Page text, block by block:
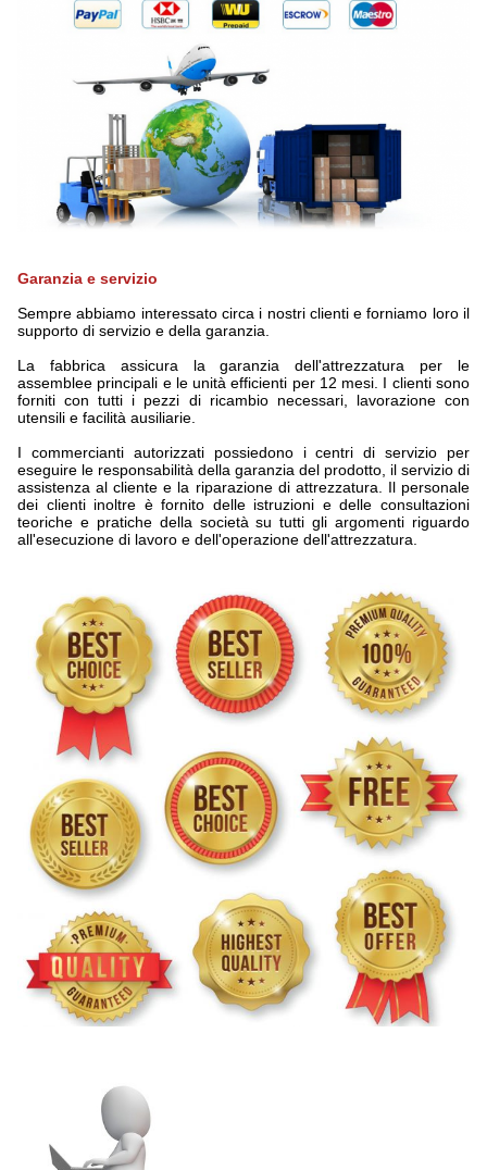
Garanzia e servizio
Sempre abbiamo interessato circa i nostri clienti e forniamo loro il
supporto di servizio e della garanzia.
La fabbrica assicura la garanzia dell'attrezzatura per le
assemblee principali e le unità efficienti per 12 mesi. I clienti sono
forniti con tutti i pezzi di ricambio necessari, lavorazione con
utensili e facilità ausiliarie.
I commercianti autorizzati possiedono i centri di servizio per
eseguire le responsabilità della garanzia del prodotto, il servizio di
assistenza al cliente e la riparazione di attrezzatura. Il personale
dei clienti inoltre è fornito delle istruzioni e delle consultazioni
teoriche e pratiche della società su tutti gli argomenti riguardo
all'esecuzione di lavoro e dell'operazione dell'attrezzatura.